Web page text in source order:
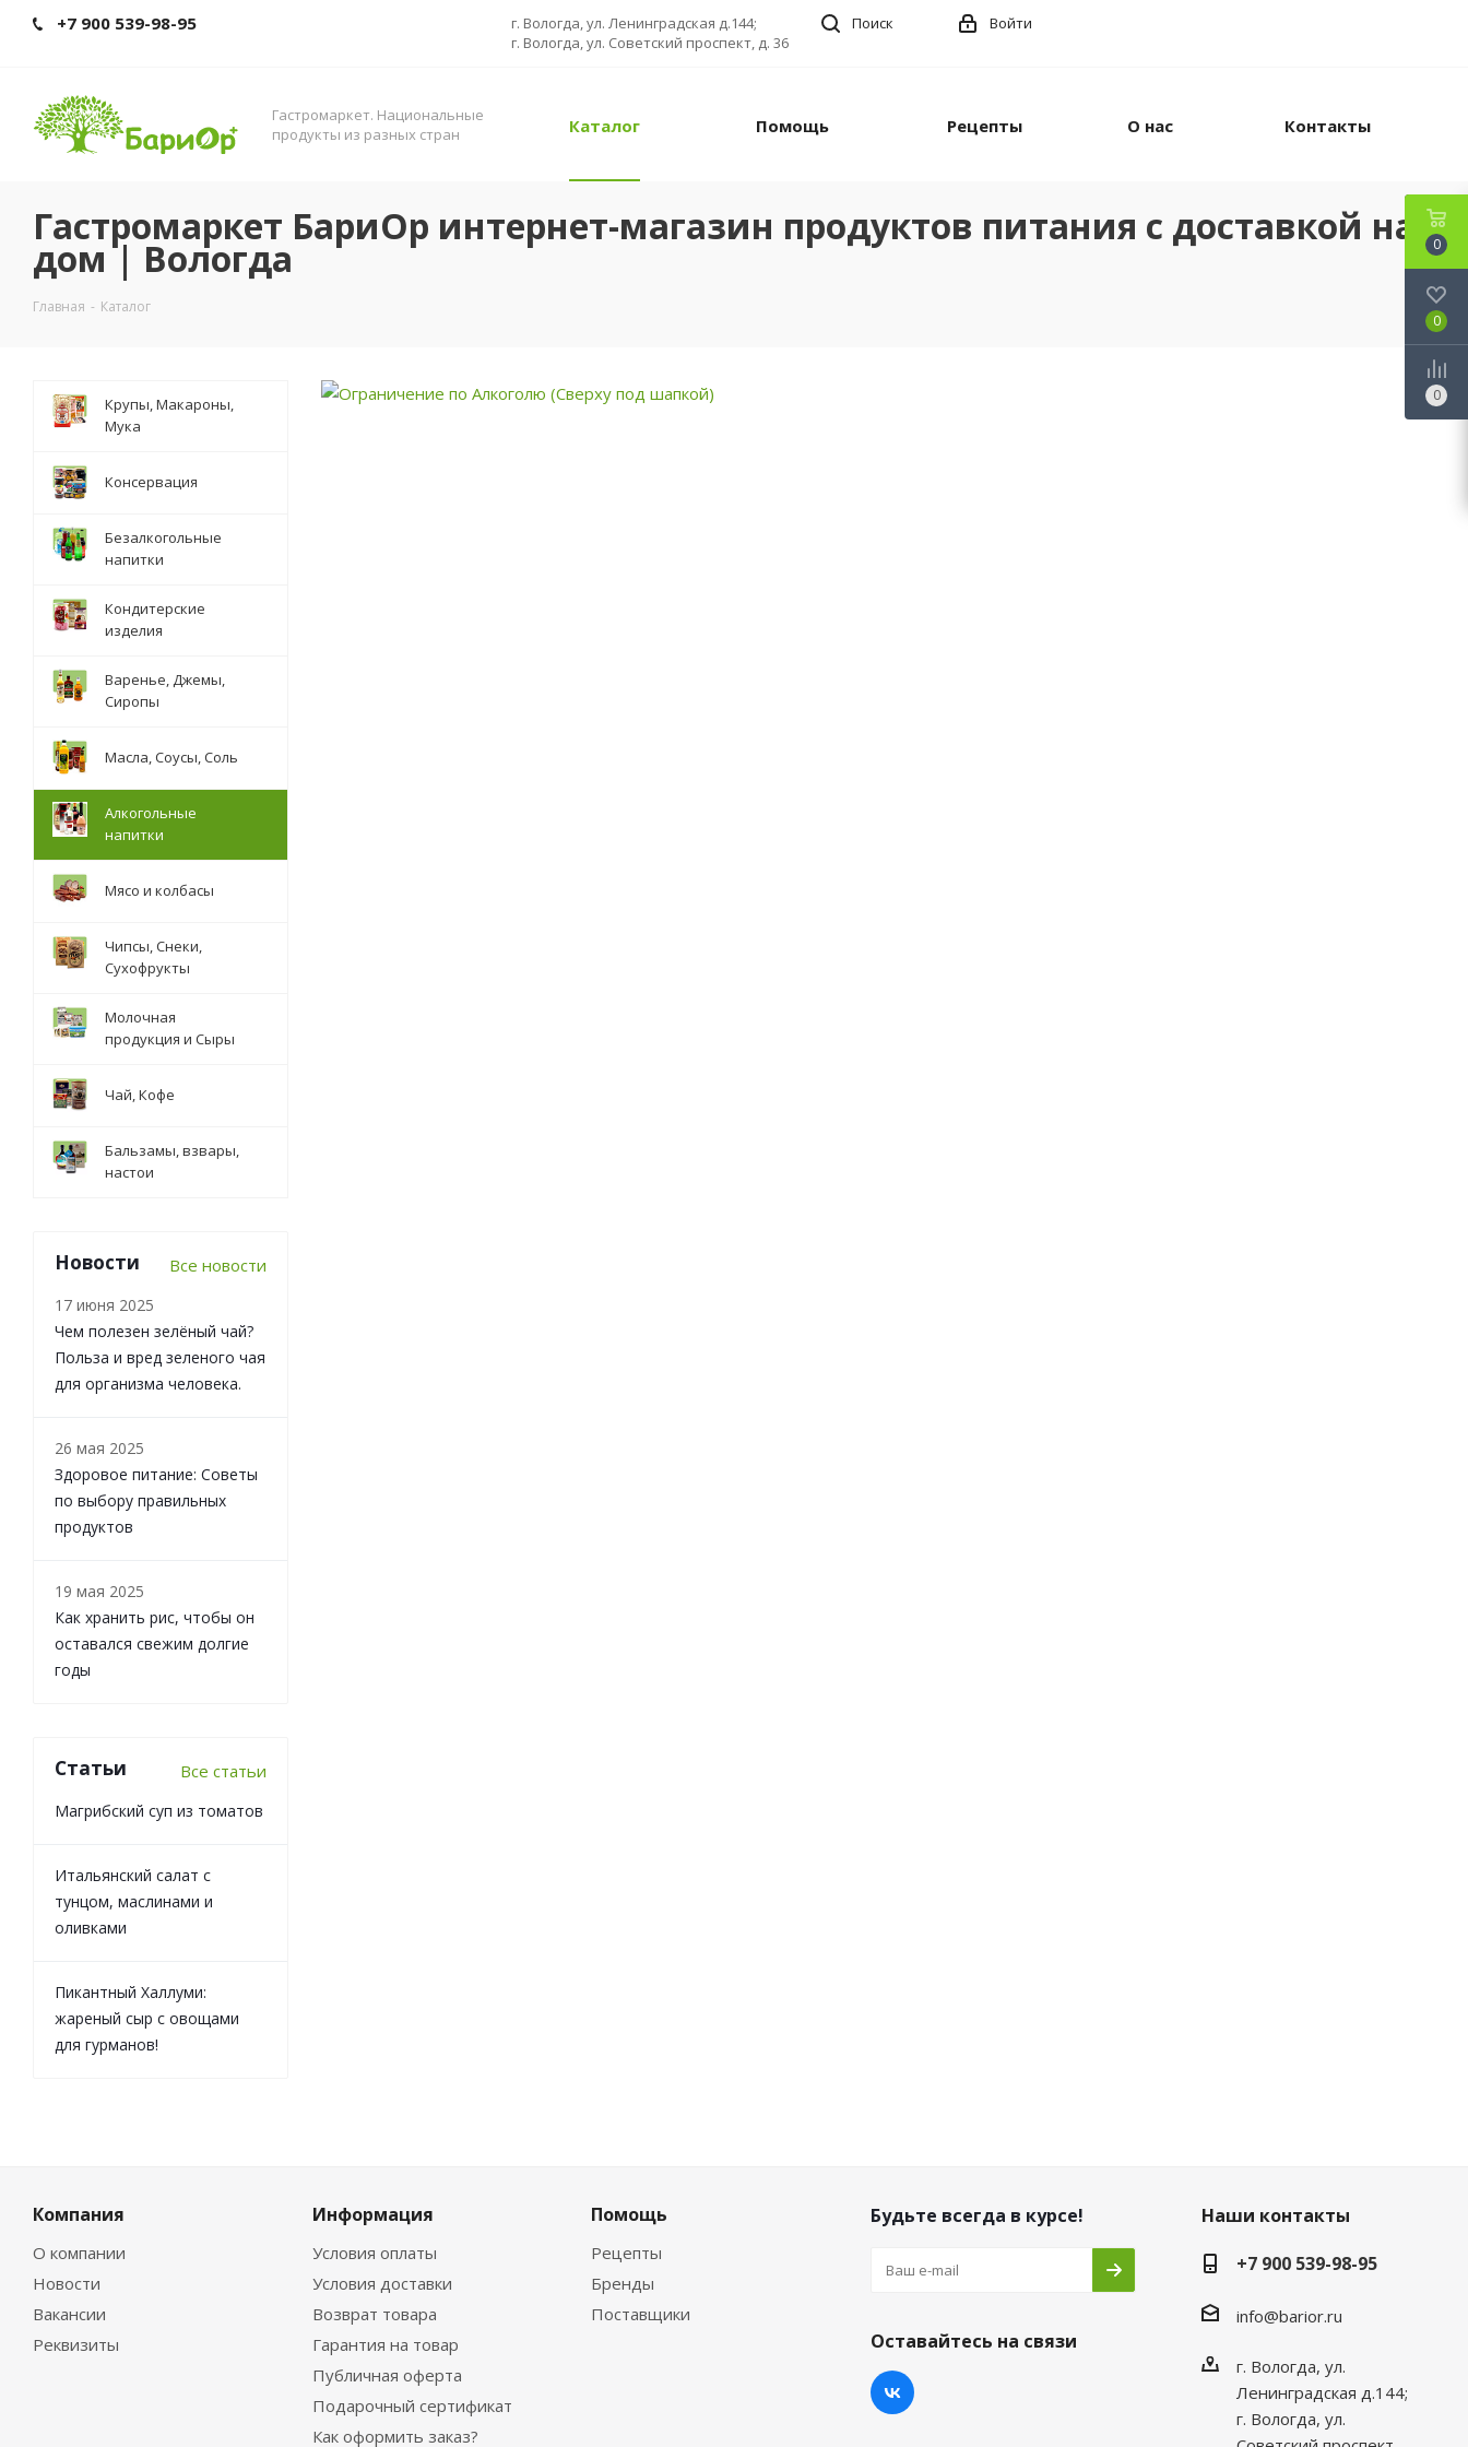
+7 900 539-98-95
г. Вологда, ул. Ленинградская д.144;
г. Вологда, ул. Советский проспект, д. 36
Поиск Войти
Гастромаркет. Нациoнальные
прoдукты из разных стран
Каталог Помощь Рецепты О нас Контакты
Гастромаркет БариОр интернет-магазин продуктов питания с доставкой на
дом | Вологда
Главная - Каталог
Крупы, Макароны,
Мука
Консервация
Безалкогольные
напитки
Кондитерские
изделия
Варенье, Джемы,
Сиропы
Масла, Соусы, Соль
Алкогольные
напитки
Мясо и колбасы
Чипсы, Снеки,
Сухофрукты
Молочная
продукция и Сыры
Чай, Кофе
Бальзамы, взвары,
настои
Новости Все новости
17 июня 2025
Чем полезен зелёный чай?
Польза и вред зеленого чая
для организма человека.
26 мая 2025
Здоровое питание: Советы
по выбору правильных
продуктов
19 мая 2025
Как хранить рис, чтобы он
оставался свежим долгие
годы
Статьи Все статьи
Магрибский суп из томатов
Итальянский салат с
тунцом, маслинами и
оливками
Пикантный Халлуми:
жареный сыр с овощами
для гурманов!
Компания
О компании
Новости
Вакансии
Реквизиты
Информация
Условия оплаты
Условия доставки
Возврат товара
Гарантия на товар
Публичная оферта
Подарочный сертификат
Как оформить заказ?
Помощь
Рецепты
Бренды
Поставщики
Будьте всегда в курсе!
Оставайтесь на связи
Наши контакты
+7 900 539-98-95
info@barior.ru
г. Вологда, ул.
Ленинградская д.144;
г. Вологда, ул.
0
0
0